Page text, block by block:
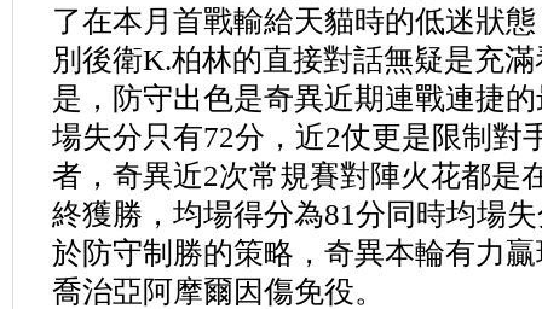
了在本月首戰輸給天貓時的低迷狀
別後衛K.柏林的直接對話無疑是充
是，防守出色是奇異近期連戰連捷
場失分只有72分，近2仗更是限制對
者，奇異近2次常規賽對陣火花都是
終獲勝，均場得分為81分同時均場
於防守制勝的策略，奇異本輪有力
喬治亞阿摩爾因傷免役。